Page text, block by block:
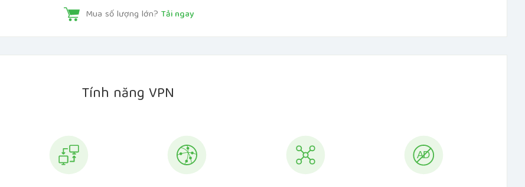
Mua số lượng lớn? Tải ngay
Tính năng VPN